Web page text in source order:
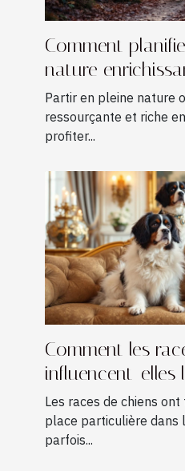
Comment
nature
?
Partir en pleine nature
ressourçante et riche
profiter...
Comment les
influencent-elles
?
Les races de chiens
place particulière dans
parfois...